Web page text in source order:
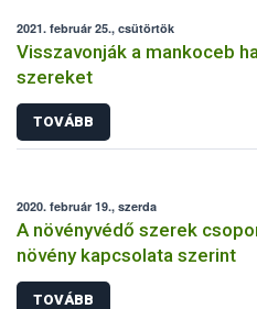
2021. február 25., csütörtök
Visszavonják a mankoceb
szereket
TOVÁBB
2020. február 19., szerda
A növényvédő szerek
növény kapcsolata szerint
TOVÁBB